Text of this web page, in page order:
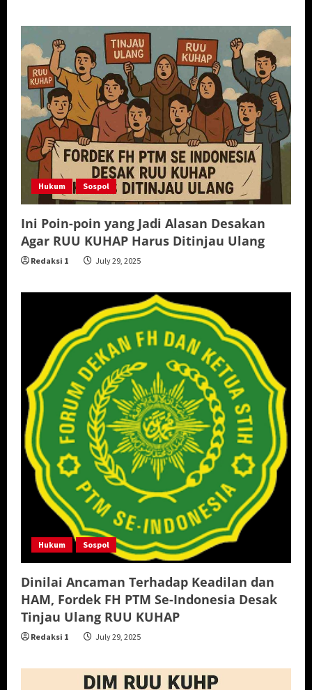
Hukum Sospol
Ini Poin-poin yang Jadi Alasan Desakan
Agar RUU KUHAP Harus Ditinjau Ulang
Redaksi 1 July 29, 2025
Hukum Sospol
Dinilai Ancaman Terhadap Keadilan dan
HAM, Fordek FH PTM Se-Indonesia Desak
Tinjau Ulang RUU KUHAP
Redaksi 1 July 29, 2025